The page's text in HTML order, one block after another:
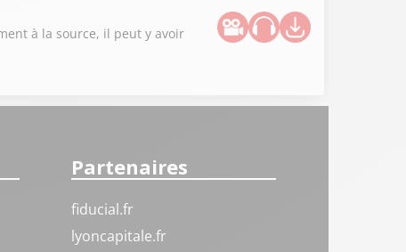
à la source, il peut y avoir
Partenaires
fiducial.fr
lyoncapitale.fr